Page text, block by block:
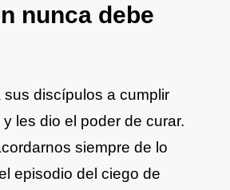
nunca debe
discípulos a cumplir
les dio el poder de curar.
siempre de lo
episodio del ciego de